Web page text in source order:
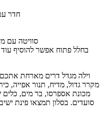
חדר עם מיטה
סוויטה עם מיטה
וילה מגדל דרים מארחת
מקרר גדול, מדיח, תנור אפייה,